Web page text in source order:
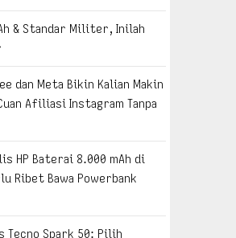
& Standar Militer, Inilah
dan Meta Bikin Kalian Makin
Afiliasi Instagram Tanpa
HP Baterai 8.000 mAh di
Ribet Bawa Powerbank
Tecno Spark 50: Pilih